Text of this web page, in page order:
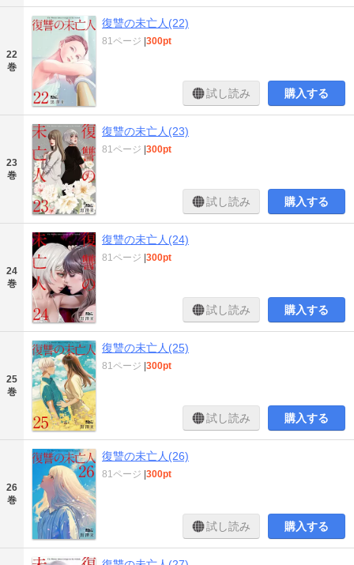
22
巻
復讐の未亡人(22)
81ページ 300pt
試し読み 購入する
23
巻
復讐の未亡人(23)
81ページ 300pt
試し読み 購入する
24
巻
復讐の未亡人(24)
81ページ 300pt
試し読み 購入する
25
巻
復讐の未亡人(25)
81ページ 300pt
試し読み 購入する
26
巻
復讐の未亡人(26)
81ページ 300pt
試し読み 購入する